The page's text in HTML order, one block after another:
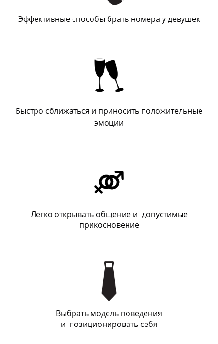
Эффективные способы брать номера у девушек
Быстро сближаться и приносить положительные
эмоции
Легко открывать общение и допустимые
прикосновение
Выбрать модель поведения
и позиционировать себя